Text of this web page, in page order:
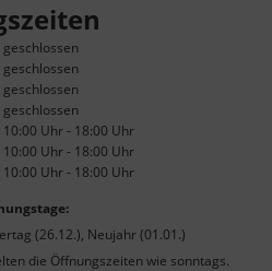
geschlossen
geschlossen
geschlossen
geschlossen
10:00 Uhr - 18:00 Uhr
10:00 Uhr - 18:00 Uhr
10:00 Uhr - 18:00 Uhr
(26.12.), Neujahr (01.01.)
die Öffnungszeiten wie sonntags.